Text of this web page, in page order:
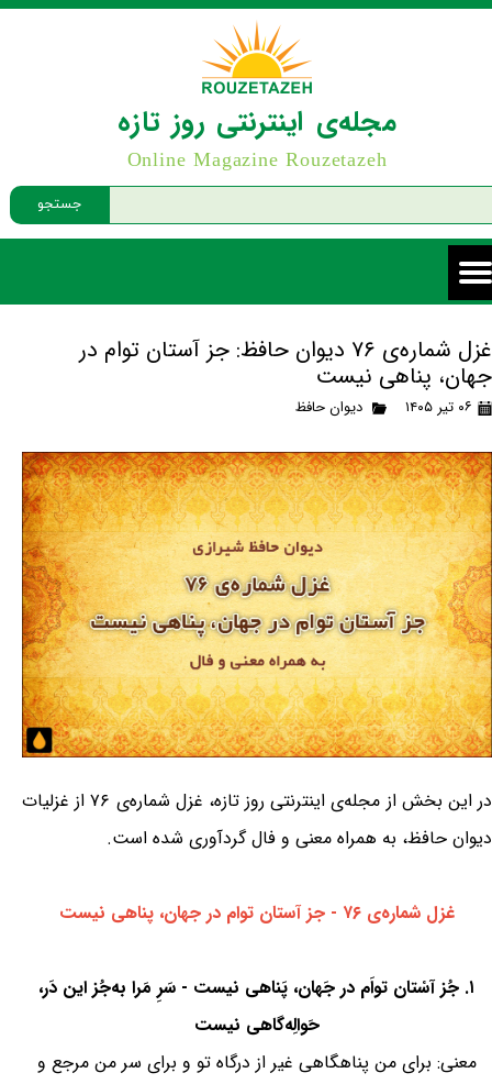
جستجو
مجله‌ی اینترنتی روز تازه
Online Magazine Rouzetazeh
غزل شماره‌ی ۷۶ دیوان حافظ: جز آستان توام در
جهان، پناهی نیست
۰۶ تیر ۱۴۰۵ دیوان حافظ
در این بخش از مجله‌ی اینترنتی روز تازه، غزل شماره‌ی ۷۶ از غزلیات
دیوان حافظ، به همراه معنی و فال گردآوری شده است.
غزل شماره‌ی ۷۶ - جز آستان توام در جهان، پناهی نیست
۱. جُز آسْتان تواَم در جَهان، پَناهی نیست - سَرِ مَرا به‌جُز این دَر،
حَوالِه‌گاهی نیست
معنی: برای من پناهگاهی غیر از درگاه تو و برای سر من مرجع و